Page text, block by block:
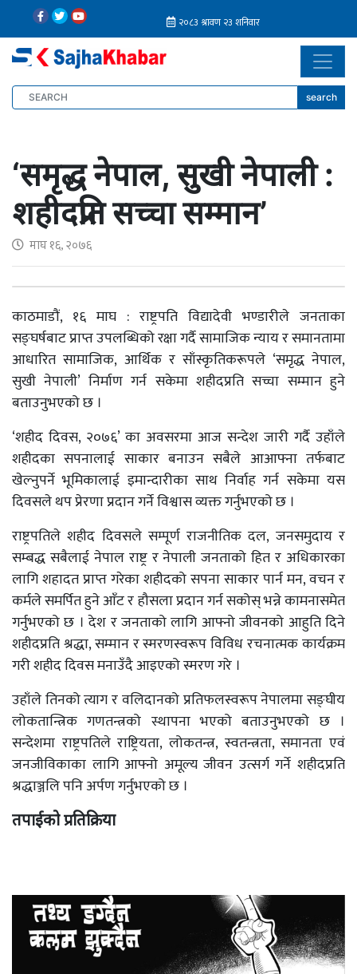
search
‘समृद्ध नेपाल, सुखी नेपाली :
शहीदप्रति सच्चा सम्मान’
माघ १६, २०७६
काठमाडौं, १६ माघ : राष्ट्रपति विद्यादेवी भण्डारीले जनताका
सङ्घर्षबाट प्राप्त उपलब्धिको रक्षा गर्दै सामाजिक न्याय र समानतामा
आधारित सामाजिक, आर्थिक र साँस्कृतिकरूपले ‘समृद्ध नेपाल,
सुखी नेपाली’ निर्माण गर्न सकेमा शहीदप्रति सच्चा सम्मान हुने
बताउनुभएको छ ।
‘शहीद दिवस, २०७६’ का अवसरमा आज सन्देश जारी गर्दै उहाँले
शहीदका सपनालाई साकार बनाउन सबैले आआफ्ना तर्फबाट
खेल्नुपर्ने भूमिकालाई इमान्दारीका साथ निर्वाह गर्न सकेमा यस
दिवसले थप प्रेरणा प्रदान गर्ने विश्वास व्यक्त गर्नुभएको छ ।
राष्ट्रपतिले शहीद दिवसले सम्पूर्ण राजनीतिक दल, जनसमुदाय र
सम्बद्ध सबैलाई नेपाल राष्ट्र र नेपाली जनताको हित र अधिकारका
लागि शहादत प्राप्त गरेका शहीदको सपना साकार पार्न मन, वचन र
कर्मले समर्पित हुने आँट र हौसला प्रदान गर्न सकोस् भन्ने कामनासमेत
गर्नुभएको छ । देश र जनताको लागि आफ्नो जीवनको आहुति दिने
शहीदप्रति श्रद्धा, सम्मान र स्मरणस्वरूप विविध रचनात्मक कार्यक्रम
गरी शहीद दिवस मनाउँदै आइएको स्मरण गरे ।
उहाँले तिनको त्याग र वलिदानको प्रतिफलस्वरूप नेपालमा सङ्घीय
लोकतान्त्रिक गणतन्त्रको स्थापना भएको बताउनुभएको छ ।
सन्देशमा राष्ट्रपतिले राष्ट्रियता, लोकतन्त्र, स्वतन्त्रता, समानता एवं
जनजीविकाका लागि आफ्नो अमूल्य जीवन उत्सर्ग गर्ने शहीदप्रति
श्रद्धाञ्जलि पनि अर्पण गर्नुभएको छ ।
तपाईको प्रतिक्रिया